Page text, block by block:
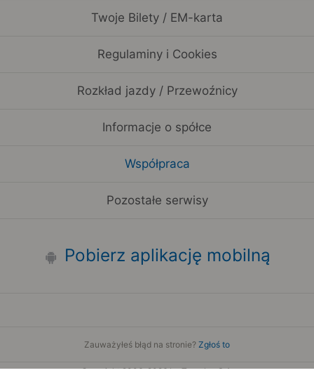
Twoje Bilety / EM-karta
Regulaminy i Cookies
Rozkład jazdy / Przewoźnicy
Informacje o spółce
Współpraca
Pozostałe serwisy
Pobierz aplikację mobilną
Zauważyłeś błąd na stronie? Zgłoś to
Copyright 2006-2026 by Teroplan S.A.